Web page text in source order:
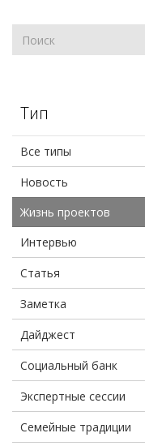
Тип
Все типы
Новость
Жизнь проектов
Интервью
Статья
Заметка
Дайджест
Социальный банк
Экспертные сессии
Семейные традиции